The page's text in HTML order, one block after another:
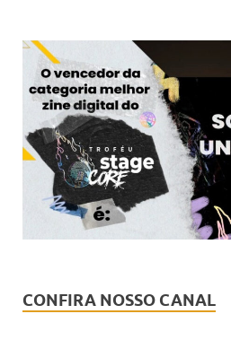
CONFIRA NOSSO CANAL